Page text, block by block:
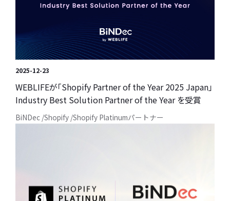
2025-12-23
WEBLIFEが「Shopify Partner of the Year 2025 Japan」
Industry Best Solution Partner of the Year を受賞
BiNDec Shopify Shopify Platinumパートナー